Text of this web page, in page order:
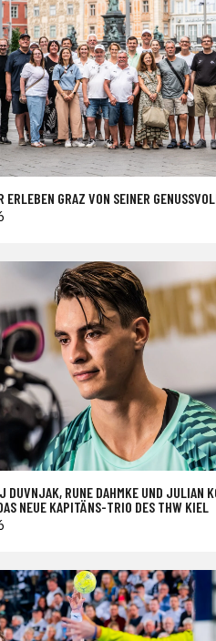
ERLEBEN GRAZ VON SEINER
DUVNJAK, RUNE DAHMKE UND JULIAN
NEUE KAPITÄNS-TRIO DES THW KIEL